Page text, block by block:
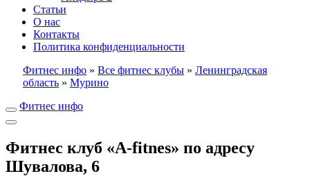
Статьи
О нас
Контакты
Политика конфиденциальности
Фитнес инфо » Все фитнес клубы » Ленинградская
область » Мурино
Фитнес инфо
Фитнес клуб «A-fitnes» по адресу
Шувалова, 6